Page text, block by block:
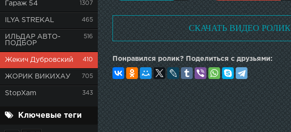
Гараж 54 1307
ILYA STREKAL 465
ИЛЬДАР АВТО-
ПОДБОР
516
Жекич Дубровский 410
ЖОРИК ВИКИХАУ 705
StopXam 343
Ключевые теги
СКАЧАТЬ ВИДЕО РОЛИК
Понравился ролик? Поделиться с друзьями: